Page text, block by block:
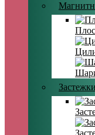
Застежки